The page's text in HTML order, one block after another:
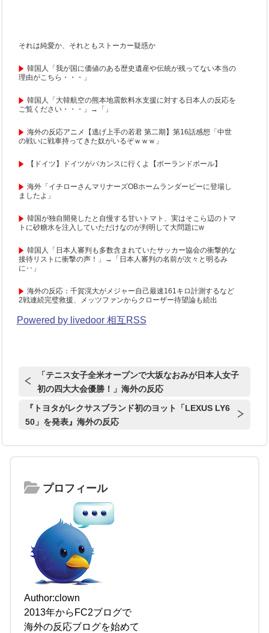
それは純愛か、それともストーカー疑惑か
韓国人「我が国に価値のある歴史遺産や伝統が残ってない本当の
理由がこちら・・・」
韓国人「大韓航空の熊本地震飲料水支援に対する日本人の反応を
ご覧ください・・・」→「」
海外の反応アニメ【逃げ上手の若君 第二期】第16話感想「中世
の戦いに戦車持ってきた奴がいるぞｗｗｗ」
【ドイツ】ドイツがバカンスに行くよ【ポーランドボール】
海外「イチローさんマリナーズOBホームランダービーに登場し
ましたよ」
韓国が独自開発したと自慢する甘いトマト、実はそこら辺のトマ
トに砂糖水を注入していただけなのが判明して大問題にw
韓国人「日本人審判も多数含まれていたサッカー協会の衝撃的な
接待リストに衝撃の声！」→「日本人審判の名前が次々と明るみ
に‥」
海外の反応：千賀滉大がメジャー自己最速161キロ計測するなど
2戦連続完璧救援、メッツファンからクローザー待望論も続出
Powered by livedoor 相互RSS
「テニス女子全米オープンで大坂なおみが日本人女子
初の四大大会優勝！」海外の反応
『トヨタがレクサスブランド初のヨット「LEXUS LY6
50」を発表』海外の反応
プロフィール
Author:clown
2013年からFC2ブログで
海外の反応ブログを始めて